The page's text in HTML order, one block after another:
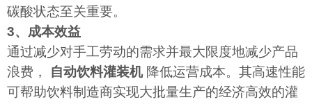
碳酸状态至关重要。
3、成本效益
通过减少对手工劳动的需求并最大限度地减少产品
浪费， 自动饮料灌装机降低运营成本。其高速性能
可帮助饮料制造商实现大批量生产的经济高效的灌